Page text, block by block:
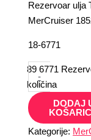
Rezervoar ulja
MerCruiser
18-6771
-
89 6771
količina
DODAJ
Kategorije: